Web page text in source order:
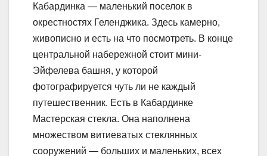
Кабардинка — маленький поселок в
окрестностях Геленджика. Здесь камерно,
живописно и есть на что посмотреть. В конце
центральной набережной стоит мини-
Эйфелева башня, у которой
фотографируется чуть ли не каждый
путешественник. Есть в Кабардинке
Мастерская стекла. Она наполнена
множеством витиеватых стеклянных
сооружений — больших и маленьких, всех